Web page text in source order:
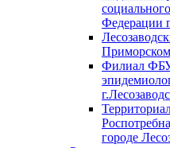
Федерации
Филиал
городе